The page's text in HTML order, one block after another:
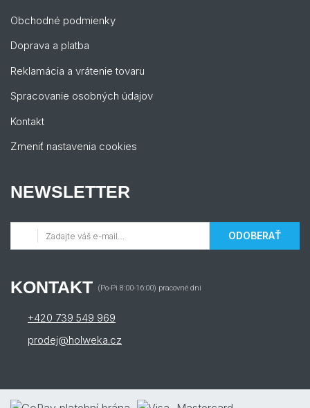
Obchodné podmienky
Doprava a platba
Reklamácia a vrátenie tovaru
Spracovanie osobných údajov
Kontakt
Zmeniť nastavenia cookies
NEWSLETTER
ODOBERAŤ
KONTAKT (Po-Pi 8:00-16:00) pracovné dni
+420 739 549 969
prodej@holweka.cz